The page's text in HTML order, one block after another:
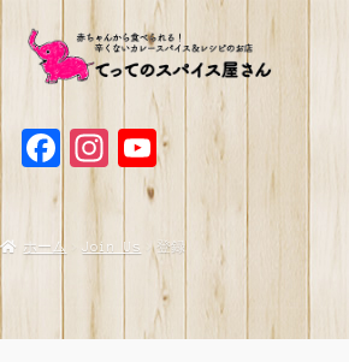
ナ
ビ
シ
ョ
ス
コ
ン
ツ
へ
ッ
ショップ
辛くないカレースパイス
マサラチャイミックス
ホットワイン＆サングリアスパイスセット
F
a
c
e
b
o
I
s
t
g
Y
T
u
b
ホーム Join Us 登録